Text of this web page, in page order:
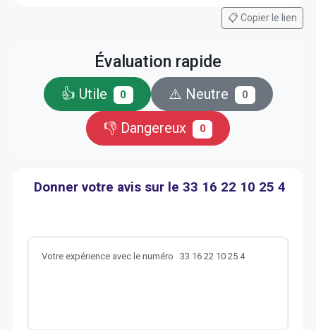
📋 Copier le lien
Évaluation rapide
👍 Utile 0 ⚠️ Neutre 0
👎 Dangereux 0
Donner votre avis sur le 33 16 22 10 25 4